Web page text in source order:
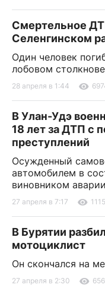
Смертельное
Селенгинском
Один человек
лобовом
28 апреля в 1:44
В Улан-Удэ
18 лет за ДТП с
преступлений
Осужденный
автомобилем в
виновником аварии
27 апреля в 7:17
В Бурятии
мотоциклист
Он скончался на
27 апреля в 2:30